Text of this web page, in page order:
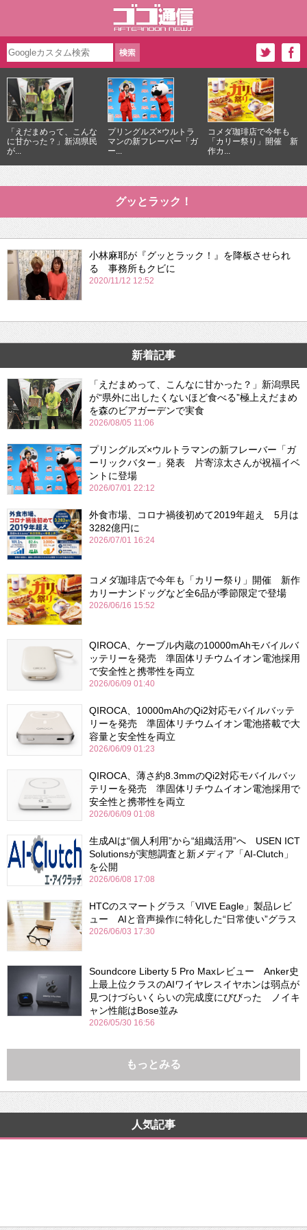
「えだまめって、こんな
に甘かった？」新潟県民
が...
プリングルズ×ウルトラ
マンの新フレーバー「ガ
ー...
コメダ珈琲店で今年も
「カリー祭り」開催 新
作カ...
グッとラック！
小林麻耶が『グッとラック！』を降板させられ
る 事務所もクビに
2020/11/12 12:52
新着記事
「えだまめって、こんなに甘かった？」新潟県民
が“県外に出したくないほど食べる”極上えだまめ
を森のビアガーデンで実食
2026/08/05 11:06
プリングルズ×ウルトラマンの新フレーバー「ガ
ーリックバター」発表 片寄涼太さんが祝福イベ
ントに登場
2026/07/01 22:12
外食市場、コロナ禍後初めて2019年超え 5月は
3282億円に
2026/07/01 16:24
コメダ珈琲店で今年も「カリー祭り」開催 新作
カリーナンドッグなど全6品が季節限定で登場
2026/06/16 15:52
QIROCA、ケーブル内蔵の10000mAhモバイルバ
ッテリーを発売 準固体リチウムイオン電池採用
で安全性と携帯性を両立
2026/06/09 01:40
QIROCA、10000mAhのQi2対応モバイルバッテ
リーを発売 準固体リチウムイオン電池搭載で大
容量と安全性を両立
2026/06/09 01:23
QIROCA、薄さ約8.3mmのQi2対応モバイルバッ
テリーを発売 準固体リチウムイオン電池採用で
安全性と携帯性を両立
2026/06/09 01:08
生成AIは“個人利用”から“組織活用”へ USEN ICT
Solutionsが実態調査と新メディア「AI-Clutch」
を公開
2026/06/08 17:08
HTCのスマートグラス「VIVE Eagle」製品レビ
ュー AIと音声操作に特化した“日常使い”グラス
2026/06/03 17:30
Soundcore Liberty 5 Pro Maxレビュー Anker史
上最上位クラスのAIワイヤレスイヤホンは弱点が
見つけづらいくらいの完成度にびびった ノイキ
ャン性能はBose並み
2026/05/30 16:56
もっとみる
人気記事